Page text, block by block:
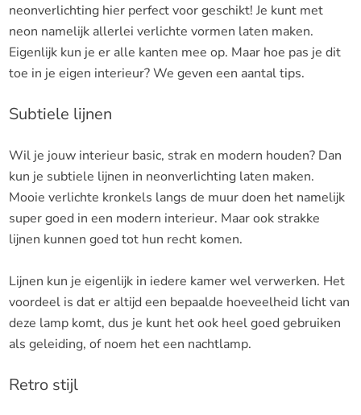
neonverlichting hier perfect voor geschikt! Je kunt met
neon namelijk allerlei verlichte vormen laten maken.
Eigenlijk kun je er alle kanten mee op. Maar hoe pas je dit
toe in je eigen interieur? We geven een aantal tips.
Subtiele lijnen
Wil je jouw interieur basic, strak en modern houden? Dan
kun je subtiele lijnen in neonverlichting laten maken.
Mooie verlichte kronkels langs de muur doen het namelijk
super goed in een modern interieur. Maar ook strakke
lijnen kunnen goed tot hun recht komen.
Lijnen kun je eigenlijk in iedere kamer wel verwerken. Het
voordeel is dat er altijd een bepaalde hoeveelheid licht van
deze lamp komt, dus je kunt het ook heel goed gebruiken
als geleiding, of noem het een nachtlamp.
Retro stijl